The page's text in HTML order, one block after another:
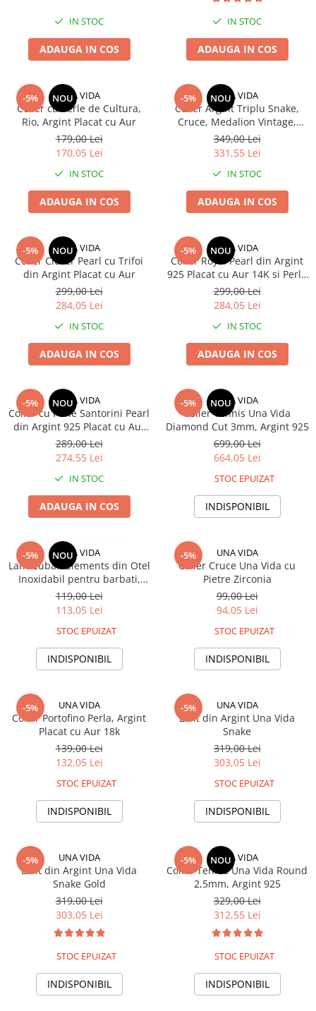
IN STOC
ADAUGA IN COS
IN STOC
ADAUGA IN COS
-5% NOU
UNA VIDA
Colier cu Perle de Cultura,
Rio, Argint Placat cu Aur
179,00 Lei
170,05 Lei
IN STOC
ADAUGA IN COS
-5% NOU
UNA VIDA
Colier Argint Triplu Snake,
Cruce, Medalion Vintage,
Placat cu Aur
349,00 Lei
331,55 Lei
IN STOC
ADAUGA IN COS
-5% NOU
UNA VIDA
Colier Clover Pearl cu Trifoi
din Argint Placat cu Aur
299,00 Lei
284,05 Lei
IN STOC
ADAUGA IN COS
-5% NOU
UNA VIDA
Colier Royal Pearl din Argint
925 Placat cu Aur 14K si Perle
de Cultură
299,00 Lei
284,05 Lei
IN STOC
ADAUGA IN COS
-5% NOU
UNA VIDA
Colier cu Perle Santorini Pearl
din Argint 925 Placat cu Aur
Roz
289,00 Lei
274,55 Lei
IN STOC
ADAUGA IN COS
-5% NOU
UNA VIDA
Colier Tennis Una Vida
Diamond Cut 3mm, Argint 925
699,00 Lei
664,05 Lei
STOC EPUIZAT
INDISPONIBIL
-5% NOU
UNA VIDA
Lant Cuban Elements din Otel
Inoxidabil pentru barbati,
4mm
119,00 Lei
113,05 Lei
STOC EPUIZAT
INDISPONIBIL
-5% UNA VIDA
Colier Cruce Una Vida cu
Pietre Zirconia
99,00 Lei
94,05 Lei
STOC EPUIZAT
INDISPONIBIL
-5% UNA VIDA
Colier Portofino Perla, Argint
Placat cu Aur 18k
139,00 Lei
132,05 Lei
STOC EPUIZAT
INDISPONIBIL
-5% UNA VIDA
Lant din Argint Una Vida
Snake
319,00 Lei
303,05 Lei
STOC EPUIZAT
INDISPONIBIL
-5% UNA VIDA
Lant din Argint Una Vida
Snake Gold
319,00 Lei
303,05 Lei
STOC EPUIZAT
INDISPONIBIL
-5% NOU
UNA VIDA
Colier Tennis Una Vida Round
2,5mm, Argint 925
329,00 Lei
312,55 Lei
STOC EPUIZAT
INDISPONIBIL